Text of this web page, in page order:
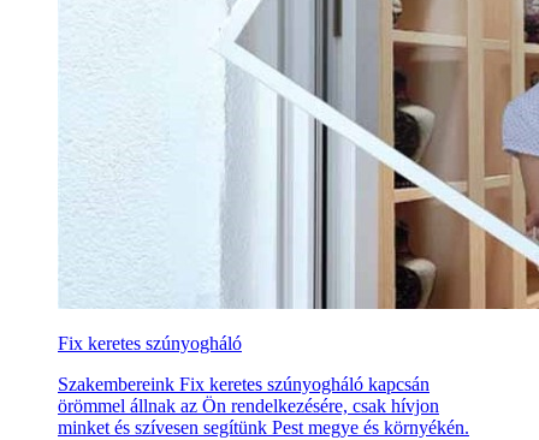
Fix keretes szúnyogháló
Szakembereink Fix keretes szúnyogháló kapcsán
örömmel állnak az Ön rendelkezésére, csak hívjon
minket és szívesen segítünk Pest megye és környékén.